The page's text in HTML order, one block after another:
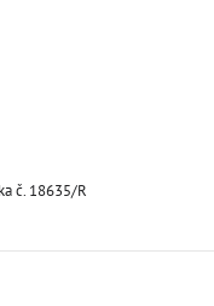
č. 18635/R